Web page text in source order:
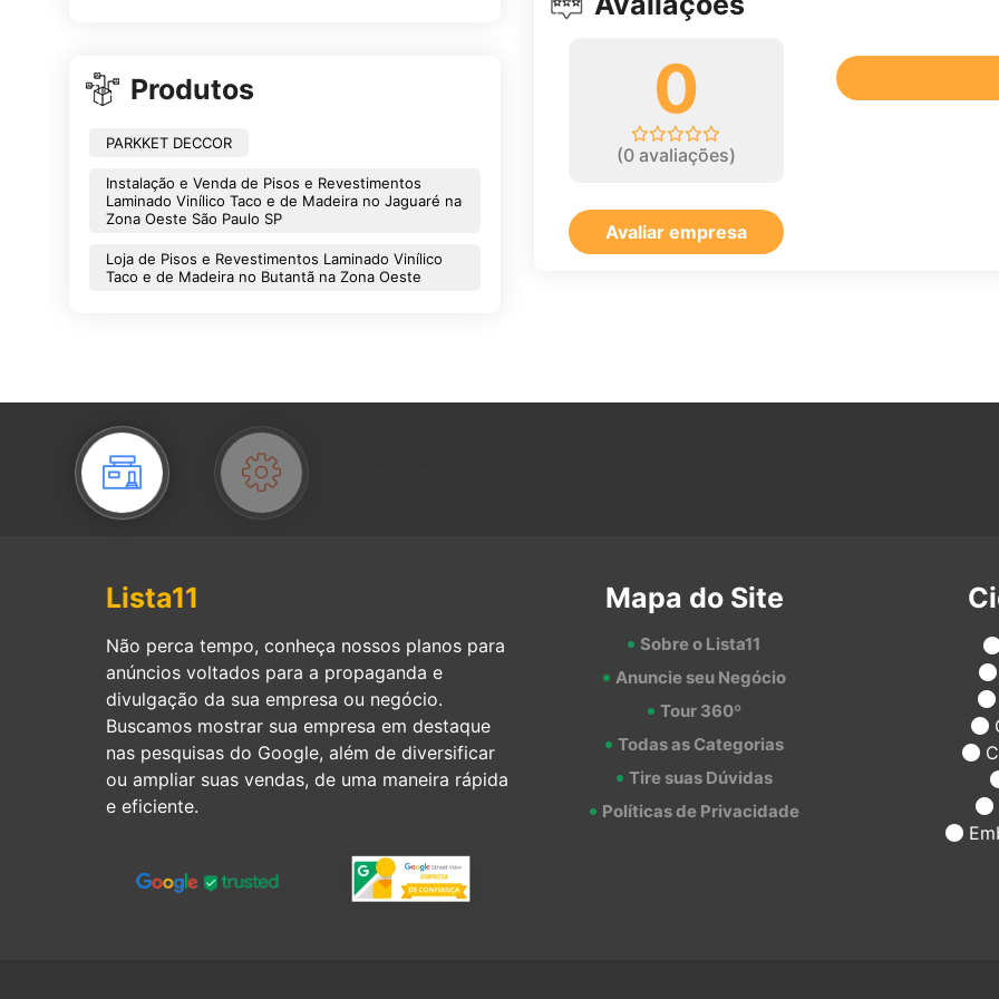
Produtos
PARKKET DECCOR
Instalação e Venda de Pisos e Revestimentos
Laminado Vinílico Taco e de Madeira no Jaguaré na
Zona Oeste São Paulo SP
Loja de Pisos e Revestimentos Laminado Vinílico
Taco e de Madeira no Butantã na Zona Oeste
0
(0avaliações)
Avaliar empresa
Lista11
Não perca tempo, conheça nossos planos para
anúncios voltados para a propaganda e
divulgação da sua empresa ou negócio.
Buscamos mostrar sua empresa em destaque
nas pesquisas do Google, além de diversificar
ou ampliar suas vendas, de uma maneira rápida
e eficiente.
Mapa do Site
Sobre o Lista11
Anuncie seu Negócio
Tour 360º
Todas as Categorias
Tire suas Dúvidas
Políticas de Privacidade